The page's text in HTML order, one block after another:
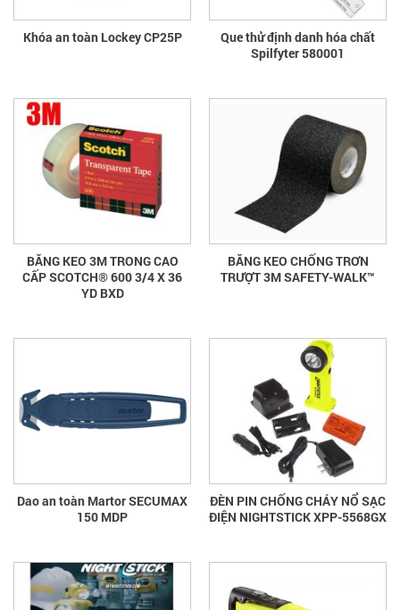
Khóa an toàn Lockey CP25P
Que thử định danh hóa chất
Spilfyter 580001
BĂNG KEO 3M TRONG CAO
CẤP SCOTCH® 600 3/4 X 36
YD BXD
BĂNG KEO CHỐNG TRƠN
TRƯỢT 3M SAFETY-WALK™
Dao an toàn Martor SECUMAX
150 MDP
ĐÈN PIN CHỐNG CHÁY NỔ SẠC
ĐIỆN NIGHTSTICK XPP-5568GX